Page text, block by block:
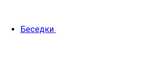
Беседки